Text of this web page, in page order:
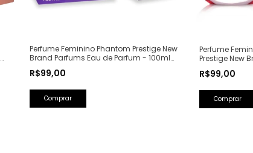
Perfume Feminino Phantom Prestige New
Brand Parfums Eau de Parfum - 100ml
(Ref. Olfativa: Alien Mugler)
R$99,00
Perfume
Prestige New
Dior)
R$99,00